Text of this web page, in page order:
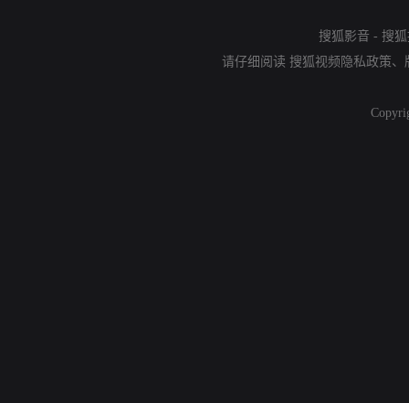
搜狐影音 - 搜
请仔细阅读 搜狐视频隐私政策、